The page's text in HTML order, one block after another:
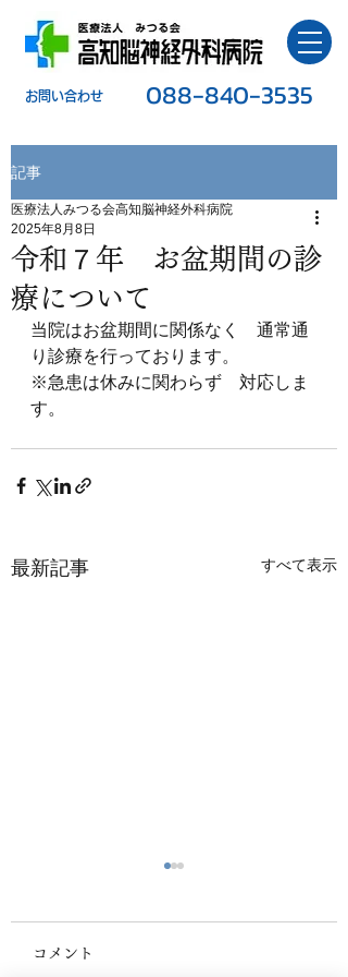
​お問い合わせ 088-840-3535
記事
令和７年 お盆期間の診
療について
医療法人みつる会高知脳神経外科病院
2025年8月8日
当院はお盆期間に関係なく　通常通
り診療を行っております。
※急患は休みに関わらず　対応しま
す。
最新記事 すべて表示
「もの忘れ」につい
コメント